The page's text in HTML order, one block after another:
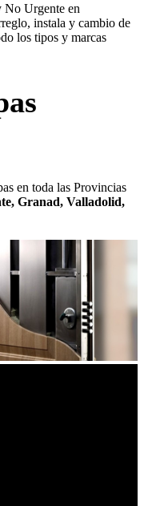
No Urgente en
instala y cambio de
los tipos y marcas
en toda las Provincias
Granad, Valladolid,